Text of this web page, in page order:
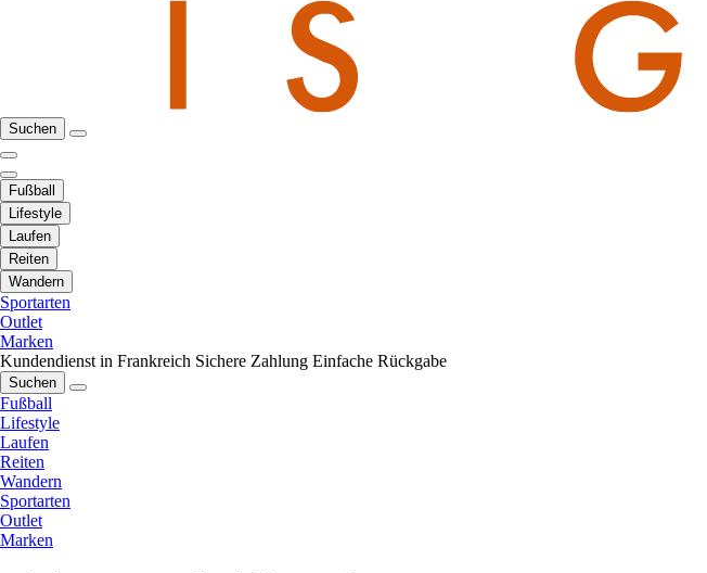
Suchen
Fußball
Lifestyle
Laufen
Reiten
Wandern
Sportarten
Outlet
Marken
Kundendienst in Frankreich Sichere Zahlung Einfache Rückgabe
Suchen
Fußball
Lifestyle
Laufen
Reiten
Wandern
Sportarten
Outlet
Marken